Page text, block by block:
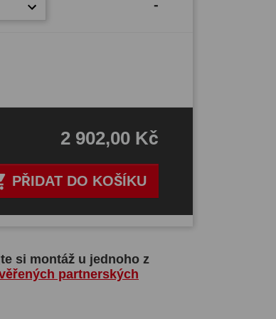
-
PŘIDAT DO KOŠÍKU
2 902,00 Kč
si montáž u jednoho z
partnerských